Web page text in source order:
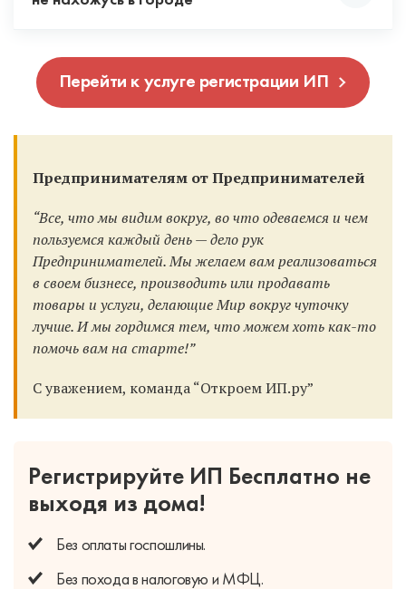
Если вы работаете с юр. лицами и ИП, то с вами не
заключат договор без наличия расчетного счета.
Поэтому открывать счет мы рекомендуем всем и
бесплатно!
ее в любой фирме в вашем городе, ее сделают за
Специалист при регистрации ИП
проконсультирует вас по всем режимам
налогообложения и поможет выбрать
система налогообложения, тогда вы будете
Да можно. Для этого выпускается ЭЦП и вы
можете подать документы удаленно. Но в нашем
случае документы и так подаются удаленно,
банк Точка.
Перейти к услуге регистрации ИП
Предпринимателям от Предпринимателей
“Все, что мы видим вокруг, во что одеваемся и чем
пользуемся каждый день — дело рук
Предпринимателей. Мы желаем вам реализоваться
в своем бизнесе, производить или продавать
товары и услуги, делающие Мир вокруг чуточку
лучше. И мы гордимся тем, что можем хоть как-то
помочь вам на старте!”
С уважением, команда “Откроем ИП.ру”
Регистрируйте ИП Бесплатно не
выходя из дома!
Без оплатыгоспошлины.
Без походав налоговую и МФЦ.